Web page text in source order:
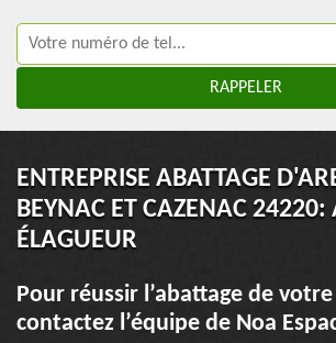
ENTREPRISE ABATTAGE
BEYNAC ET CAZENAC 24220:
ÉLAGUEUR
Pour réussir l’abattage de
contactez l’équipe de Noa